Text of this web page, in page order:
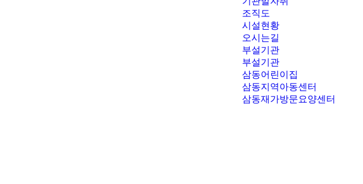
조직도
시설현황
오시는길
부설기관
부설기관
삼동어린이집
삼동지역아동센터
삼동재가방문요양센터